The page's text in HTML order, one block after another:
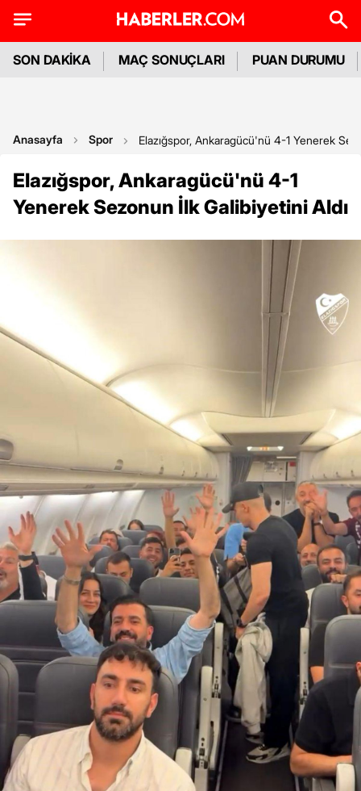
SON DAKİKA MAÇ SONUÇLARI PUAN DURUMU
Anasayfa Spor Elazığspor, Ankaragücü'nü 4-1 Yenerek
Elazığspor, Ankaragücü'nü 4-1
Yenerek Sezonun İlk Galibiyetini Aldı